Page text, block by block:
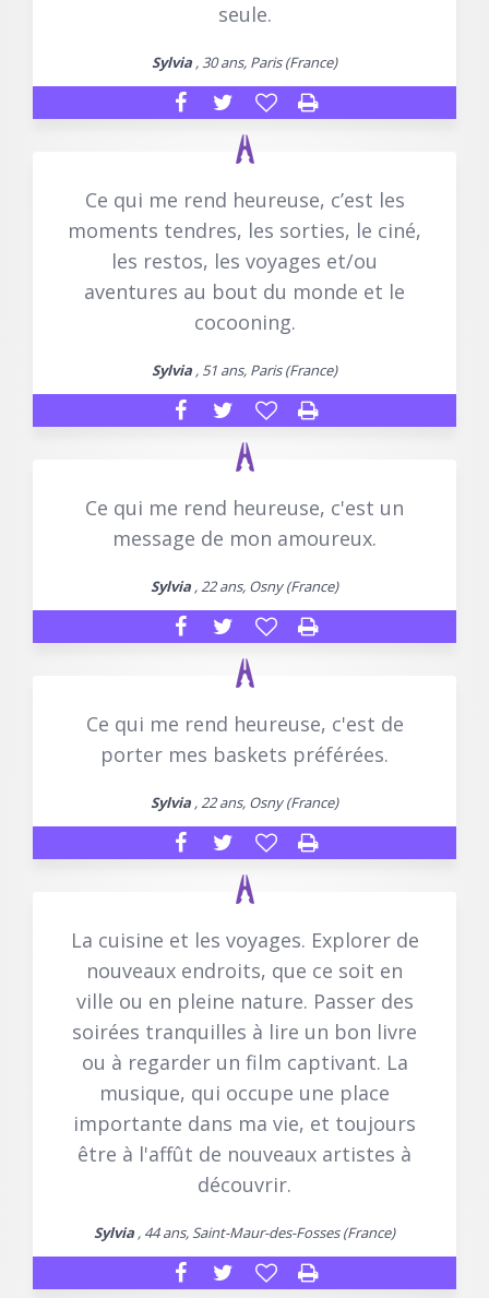
seule.
Sylvia , 30 ans, Paris (France)
Ce qui me rend heureuse, c’est les
moments tendres, les sorties, le ciné,
les restos, les voyages et/ou
aventures au bout du monde et le
cocooning.
Sylvia , 51 ans, Paris (France)
Ce qui me rend heureuse, c'est un
message de mon amoureux.
Sylvia , 22 ans, Osny (France)
Ce qui me rend heureuse, c'est de
porter mes baskets préférées.
Sylvia , 22 ans, Osny (France)
La cuisine et les voyages. Explorer de
nouveaux endroits, que ce soit en
ville ou en pleine nature. Passer des
soirées tranquilles à lire un bon livre
ou à regarder un film captivant. La
musique, qui occupe une place
importante dans ma vie, et toujours
être à l'affût de nouveaux artistes à
découvrir.
Sylvia , 44 ans, Saint-Maur-des-Fosses (France)